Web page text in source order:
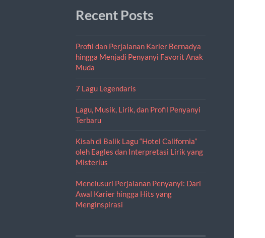
Recent Posts
Profil dan Perjalanan Karier Bernadya
hingga Menjadi Penyanyi Favorit Anak
Muda
7 Lagu Legendaris
Lagu, Musik, Lirik, dan Profil Penyanyi
Terbaru
Kisah di Balik Lagu “Hotel California”
oleh Eagles dan Interpretasi Lirik yang
Misterius
Menelusuri Perjalanan Penyanyi: Dari
Awal Karier hingga Hits yang
Menginspirasi